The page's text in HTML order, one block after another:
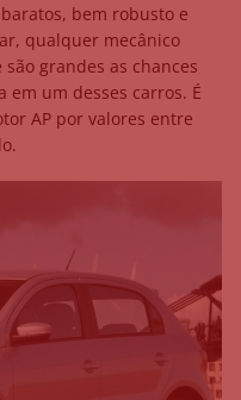
bem robusto e
qualquer mecânico
grandes as chances
um desses carros. É
AP por valores entre